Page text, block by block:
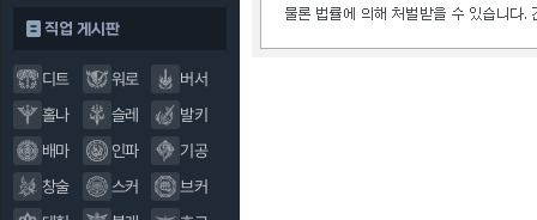
직업 게시판
디트 워로
버서
홀나
슬레
발키
배마
인파
기공
창술
스커
브커